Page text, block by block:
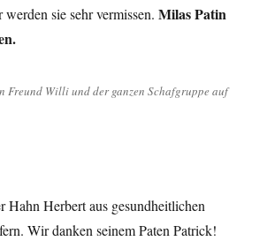
sie sehr vermissen.Milas Patin
Freund Willi und der ganzen Schafgruppe auf
Hahn Herbert aus gesundheitlichen
Wir danken seinem Paten Patrick!